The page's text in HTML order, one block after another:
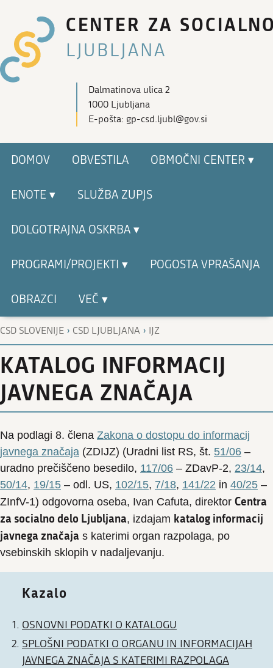
CENTER ZA
LJUBLJANA
Dalmatinova ulica 2
1000 Ljubljana
E-pošta: gp-csd.ljubl@gov.si
DOMOV OBVESTILA OBMOČNI CENTER ▾
ENOTE ▾ SLUŽBA ZUPJS
DOLGOTRAJNA OSKRBA ▾
PROGRAMI/PROJEKTI ▾ POGOSTA VPRAŠANJA
OBRAZCI VEČ ▾
CSD SLOVENIJE › CSD LJUBLJANA › IJZ
KATALOG INFORMACIJ
JAVNEGA ZNAČAJA
Na podlagi 8. člena Zakona o dostopu do informacij
javnega značaja (ZDIJZ) (Uradni list RS, št. 51/06 –
uradno prečiščeno besedilo, 117/06 – ZDavP-2, 23/14,
50/14, 19/15 – odl. US, 102/15, 7/18, 141/22 in 40/25 –
ZInfV-1) odgovorna oseba, Ivan Cafuta, direktor Centra
za socialno delo Ljubljana, izdajam katalog informacij
javnega značaja s katerimi organ razpolaga, po
vsebinskih sklopih v nadaljevanju.
Kazalo
OSNOVNI PODATKI O KATALOGU
SPLOŠNI PODATKI O ORGANU IN INFORMACIJAH
JAVNEGA ZNAČAJA S KATERIMI RAZPOLAGA